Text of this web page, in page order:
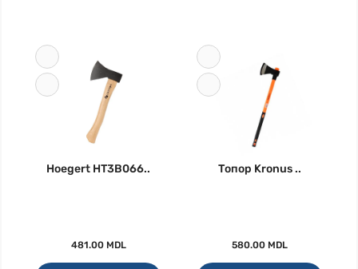
Hoegert HT3B066..
481.00 MDL
Топор Kronus ..
580.00 MDL